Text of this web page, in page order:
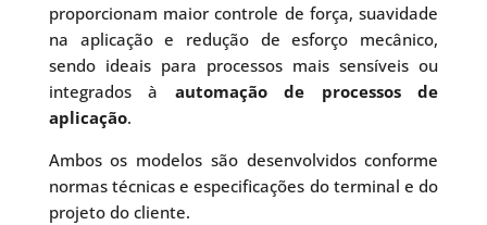
proporcionam maior controle de força, suavidade
na aplicação e redução de esforço mecânico,
sendo ideais para processos mais sensíveis ou
integrados à automação de processos de
aplicação.
Ambos os modelos são desenvolvidos conforme
normas técnicas e especificações do terminal e do
projeto do cliente.